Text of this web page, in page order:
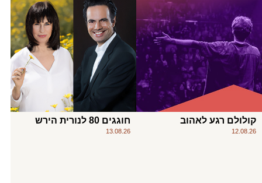
קולולם רגע לאהוב
12.08.26
חוגגים 80 לנורית הירש
13.08.26